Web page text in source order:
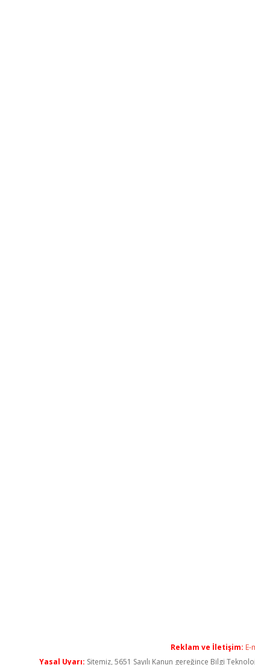
Reklam ve İletişim: E-
Yasal Uyarı: Sitemiz, 5651 Sayılı Kanun gereğince Bilgi